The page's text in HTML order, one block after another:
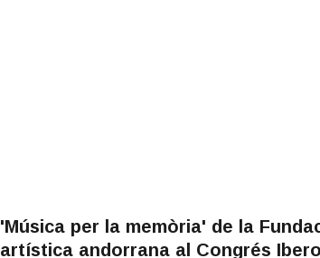
'Música per la memòria' de la
artística andorrana al Congrés